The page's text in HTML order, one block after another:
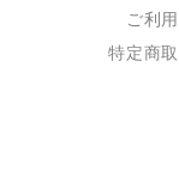
ご利
特定商